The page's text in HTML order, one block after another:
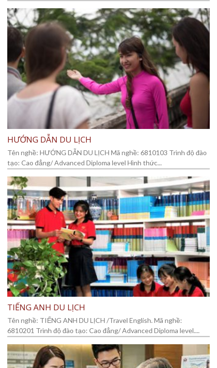
HƯỚNG DẪN DU LỊCH
Tên nghề: HƯỚNG DẪN DU LỊCH Mã nghề: 6810103 Trình độ đào
tạo: Cao đẳng/ Advanced Diploma level Hình thức...
TIẾNG ANH DU LỊCH
Tên nghề: TIẾNG ANH DU LỊCH /Travel English. Mã nghề:
6810201 Trình độ đào tạo: Cao đẳng/ Advanced Diploma level....